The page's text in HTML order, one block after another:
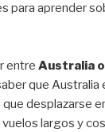
para aprender
entre Australia
que Australia
que desplazarse
largos y